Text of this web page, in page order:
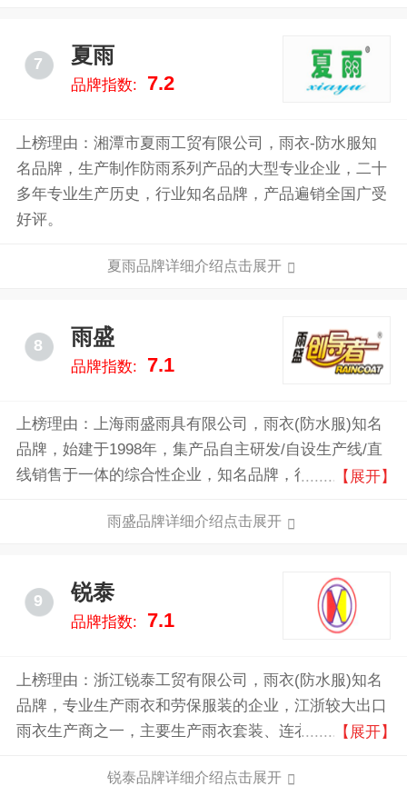
与美观，适合各种户外活动及工作环境。选用代尔塔雨
衣，不仅是对自我形象的提升，更是对品质生活的一种
追求。让您即使在风雨中也能保持从容与优雅。
7 夏雨
品牌指数: 7.2
上榜理由：湘潭市夏雨工贸有限公司，雨衣-防水服知
名品牌，生产制作防雨系列产品的大型专业企业，二十
多年专业生产历史，行业知名品牌，产品遍销全国广受
好评。
夏雨品牌详细介绍点击展开
8 雨盛
品牌指数: 7.1
上榜理由：上海雨盛雨具有限公司，雨衣(防水服)知名
品牌，始建于1998年，集产品自主研发/自设生产线/直
线销售于一体的综合性企业，知名品牌，行业领先企业
【展开】
雨盛品牌详细介绍点击展开
9 锐泰
品牌指数: 7.1
上榜理由：浙江锐泰工贸有限公司，雨衣(防水服)知名
品牌，专业生产雨衣和劳保服装的企业，江浙较大出口
雨衣生产商之一，主要生产雨衣套装、连衣裤、围裙、
【展开】
锐泰品牌详细介绍点击展开